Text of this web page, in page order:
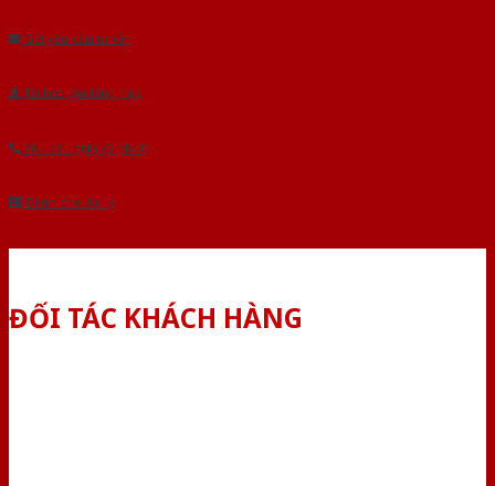
Gửi yêu cầu tư vấn
Tải báo giá tổng hợp
Yêu cầu gọi lại (3 phút)
Dành cho đại lý
ĐỐI TÁC KHÁCH HÀNG